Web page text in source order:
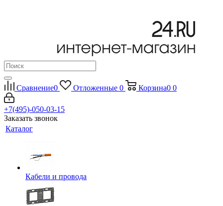
Сравнение0 Отложенные 0 Корзина0 0
+7(495)-050-03-15
Заказать звонок
Каталог
Кабели и провода